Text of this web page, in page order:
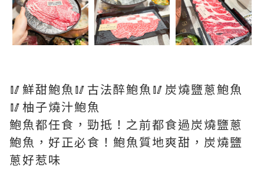
🥢鮮甜鮑魚🥢古法醉鮑魚🥢炭燒鹽蔥鮑魚
🥢柚子燒汁鮑魚
鮑魚都任食，勁抵！之前都食過炭燒鹽蔥
鮑魚，好正必食！鮑魚質地爽甜，炭燒鹽
蔥好惹味